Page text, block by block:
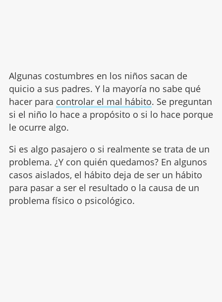
Algunas costumbres en los niños sacan de
quicio a sus padres. Y la mayoría no sabe qué
hacer para controlar el mal hábito. Se preguntan
si el niño lo hace a propósito o si lo hace porque
le ocurre algo.
Si es algo pasajero o si realmente se trata de un
problema. ¿Y con quién quedamos? En algunos
casos aislados, el hábito deja de ser un hábito
para pasar a ser el resultado o la causa de un
problema físico o psicológico.